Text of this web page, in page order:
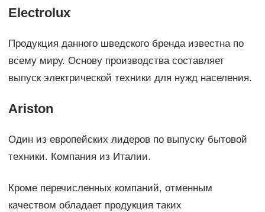
Electrolux
Продукция данного шведского бренда известна по
всему миру. Основу производства составляет
выпуск электрической техники для нужд населения.
Ariston
Один из европейских лидеров по выпуску бытовой
техники. Компания из Италии.
Кроме перечисленных компаний, отменным
качеством обладает продукция таких